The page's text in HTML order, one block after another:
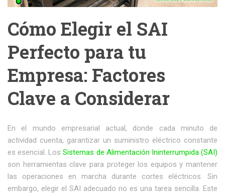
Cómo Elegir el SAI
Perfecto para tu
Empresa: Factores
Clave a Considerar
En el mundo empresarial actual, donde cada minuto de
actividad cuenta, garantizar un suministro eléctrico constante
es esencial. LosSistemas de Alimentación Ininterrumpida (SAI)
son herramientas clave para proteger los equipos y mantener
las operaciones en marcha durante cortes eléctricos. Sin
embargo, elegir el SAI adecuado no es una tarea sencilla. Este